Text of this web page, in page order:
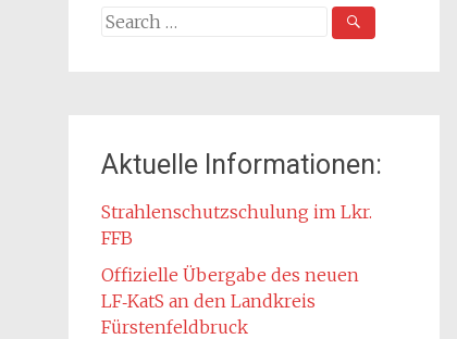
Search
Aktuelle Informationen:
Strahlenschutzschulung im Lkr.
FFB
Offizielle Übergabe des neuen
LF‑KatS an den Landkreis
Fürstenfeldbruck